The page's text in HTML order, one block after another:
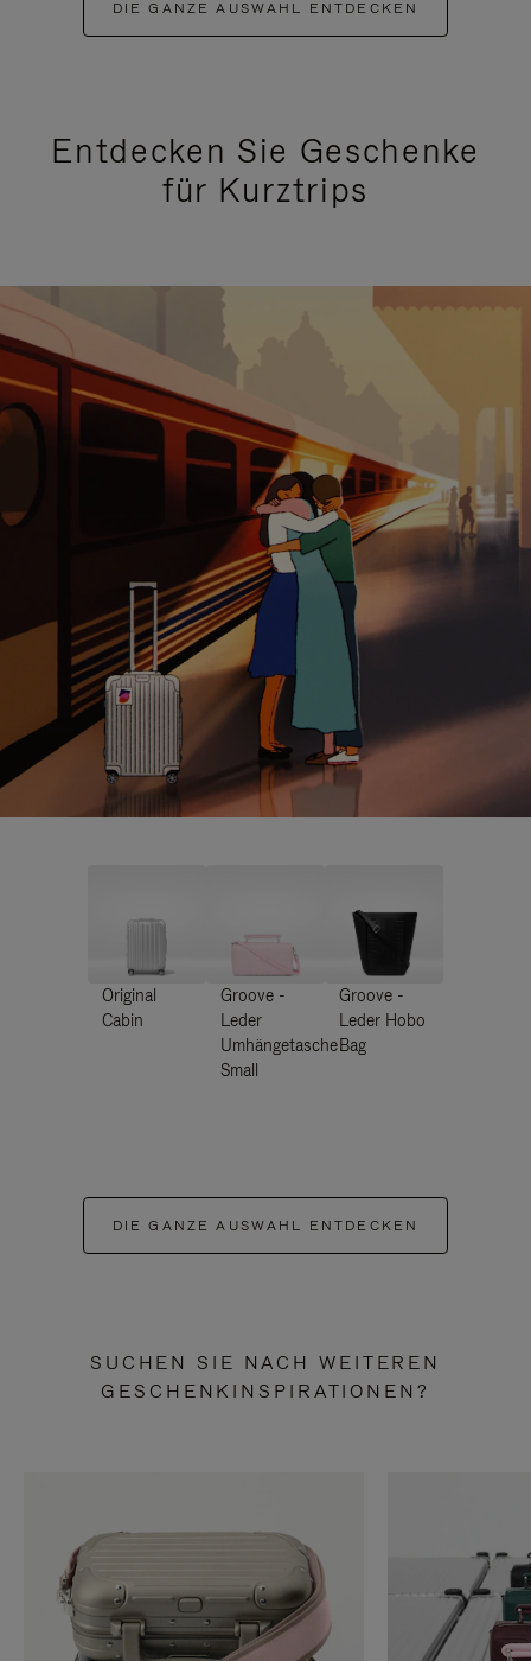
DIE GANZE AUSWAHL ENTDECKEN
Entdecken Sie Geschenke
für Kurztrips
Original
Cabin
Groove -
Leder
Umhängetasche
Small
Groove -
Leder Hobo
Bag
DIE GANZE AUSWAHL ENTDECKEN
SUCHEN SIE NACH WEITEREN
GESCHENKINSPIRATIONEN?